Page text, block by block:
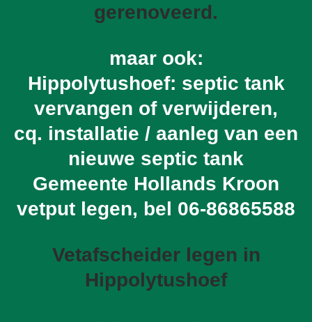
gerenoveerd.
maar ook:
Hippolytushoef: septic tank
vervangen of verwijderen,
cq. installatie / aanleg van een
nieuwe septic tank
Gemeente Hollands Kroon
vetput legen, bel 06-86865588
Vetafscheider legen in
Hippolytushoef